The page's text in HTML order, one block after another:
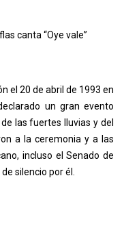
canta “Oye vale”
el 20 de abril de 1993 en
un gran evento
las fuertes lluvias y del
a la ceremonia y a las
incluso el Senado de
silencio por él.